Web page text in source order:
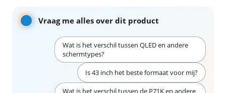
Vraag me alles over dit product
Wat is het verschil tussen QLED en andere
schermtypes?
Is 43 inch het beste formaat voor mij?
Wat is het verschil tussen de P71K en andere